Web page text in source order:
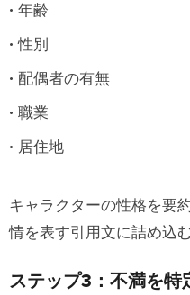
年齢
性別
配偶者の有無
職業
居住地
キャラクターの性格を要
情を表す引用文に詰め込
ステップ3：不満を特